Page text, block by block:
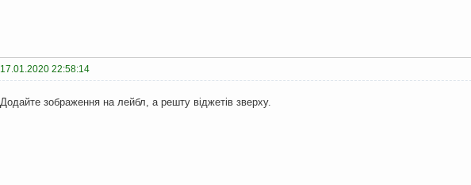
17.01.2020 22:58:14
Додайте зображення на лейбл, а решту віджетів зверху.